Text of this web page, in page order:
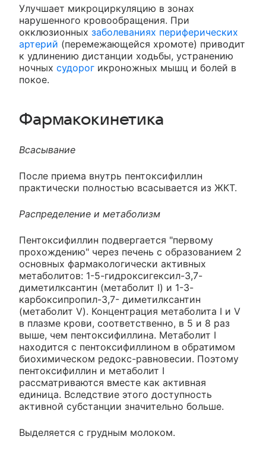
Улучшает микроциркуляцию в зонах
нарушенного кровообращения. При
окклюзионных заболеваниях периферических
артерий (перемежающейся хромоте) приводит
к удлинению дистанции ходьбы, устранению
ночных судорог икроножных мышц и болей в
покое.
Фармакокинетика
Всасывание
После приема внутрь пентоксифиллин
практически полностью всасывается из ЖКТ.
Распределение и метаболизм
Пентоксифиллин подвергается "первому
прохождению" через печень с образованием 2
основных фармакологически активных
метаболитов: 1-5-гидроксигексил-3,7-
диметилксантин (метаболит I) и 1-3-
карбоксипропил-3,7- диметилксантин
(метаболит V). Концентрация метаболита I и V
в плазме крови, соответственно, в 5 и 8 раз
выше, чем пентоксифиллина. Метаболит I
находится с пентоксифиллином в обратимом
биохимическом редокс-равновесии. Поэтому
пентоксифиллин и метаболит I
рассматриваются вместе как активная
единица. Вследствие этого доступность
активной субстанции значительно больше.
Выделяется с грудным молоком.